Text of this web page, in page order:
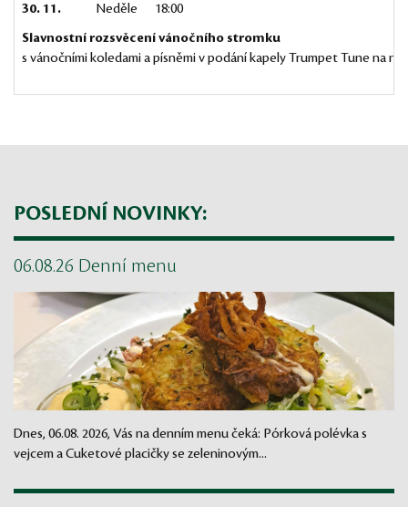
30. 11. Neděle
18:00
Slavnostní rozsvěcení vánočního stromku
s vánočními koledami a písněmi v podání kapely Trumpet Tune na
POSLEDNÍ NOVINKY:
06.08.26 Denní menu
Dnes, 06.08. 2026, Vás na denním menu čeká: Pórková polévka s
vejcem a Cuketové placičky se zeleninovým...